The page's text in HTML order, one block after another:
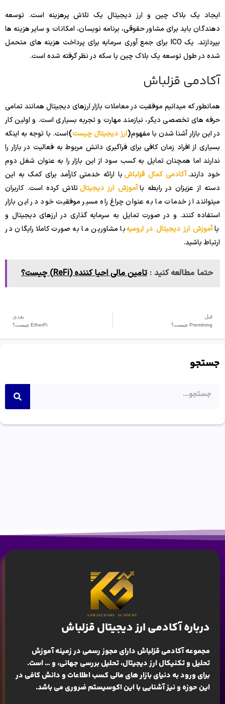
ایجاد یک بلاک چین و ارز دیجیتال یک تلاش پرهزینه است. توسعه
دهندگان باید برای مشاور حقوقی، برنامه نویسان، امکانات و سایر هزینه ها
بپردازند. یک ICO برای جمع آوری سرمایه برای پرداخت هزینه های متحمل
شده در طول توسعه یک بلاک چین یا سکه در نظر گرفته شده است.
آکادمی قزلباش
همانطور که میدانیم موفقیت در معاملات بازار ارزهای دیجیتال همانند تمامی
حرفه های تخصصی دیگر، نیازمند مهارت و تجربه بسیاری است. و اولین کار
در این بازار آشنا شدن با مفهوم(ارز دیجیتال چیست)است. با توجه به اینکه
بسیاری از افراد زمان کافی برای فراگیری دانش مربوط به فعالیت در بازار را
ندارند اما همچنان تمایل به کسب سود از این بازار را به عنوان شغل دوم
خود دارند.آکادمی کمال قزلباشبا ارائه خدمتی کارآمد برای کمک به این
دسته از عزیزان در رابطه باآموزش ارز دیجیتالتلاش کرده است. کاربران
میتوانند از خدمات ما به عنوان چراغ راه مسیر موفقیت خود در این بازار
استفاده کنند. و در صورت تمایل به سرمایه گذاری در ارزهای دیجیتال و
یاآموزش ارز دیجیتال در ارومیهبا مشاورین ما به صورت کاملا رایگان در
ارتباط باشید.
حتما مطالعه کنید : تامین مالی احیا کننده (ReFi) چیست؟
قبل
Premining چیست؟
بعدی
EtherFi چیست؟
جستجو
درباره آکادمی ارز دیجیتال قزلباش
مجموعه آکادمی قزلباش دارای مجوز رسمی در زمینهآموزش
تحلیل و تکنیکال ارز دیجیتال، تحلیل بررسی جهانی، و … است.
برای ورود به دنیای بازار های مالی کسب اطلاعات و دانش کافی در
این حوزه و نیز آشنایی با این اکوسیستم ضروری می باشد.